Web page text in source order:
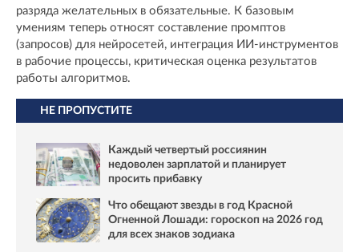
разряда желательных в обязательные. К базовым
умениям теперь относят составление промптов
(запросов) для нейросетей, интеграция ИИ-инструментов
в рабочие процессы, критическая оценка результатов
работы алгоритмов.
НЕ ПРОПУСТИТЕ
Каждый четвертый россиянин
недоволен зарплатой и планирует
просить прибавку
Что обещают звезды в год Красной
Огненной Лошади: гороскоп на 2026 год
для всех знаков зодиака